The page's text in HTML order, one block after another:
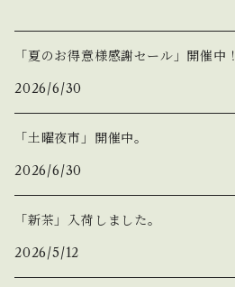
「夏のお得意様感謝セール」開催中！
2026/6/30
「土曜夜市」開催中。
2026/6/30
「新茶」入荷しました。
2026/5/12